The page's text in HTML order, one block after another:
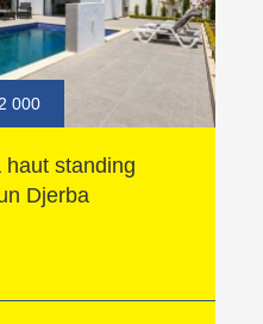
000
haut standing
Djerba